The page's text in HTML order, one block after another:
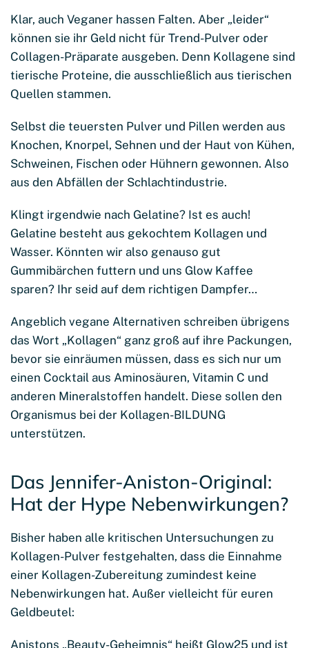
Klar, auch Veganer hassen Falten. Aber „leider“
können sie ihr Geld nicht für Trend-Pulver oder
Collagen-Präparate ausgeben. Denn Kollagene sind
tierische Proteine, die ausschließlich aus tierischen
Quellen stammen.
Selbst die teuersten Pulver und Pillen werden aus
Knochen, Knorpel, Sehnen und der Haut von Kühen,
Schweinen, Fischen oder Hühnern gewonnen. Also
aus den Abfällen der Schlachtindustrie.
Klingt irgendwie nach Gelatine? Ist es auch!
Gelatine besteht aus gekochtem Kollagen und
Wasser. Könnten wir also genauso gut
Gummibärchen futtern und uns Glow Kaffee
sparen? Ihr seid auf dem richtigen Dampfer…
Angeblich vegane Alternativen schreiben übrigens
das Wort „Kollagen“ ganz groß auf ihre Packungen,
bevor sie einräumen müssen, dass es sich nur um
einen Cocktail aus Aminosäuren, Vitamin C und
anderen Mineralstoffen handelt. Diese sollen den
Organismus bei der Kollagen-BILDUNG
unterstützen.
Das Jennifer-Aniston-Original:
Hat der Hype Nebenwirkungen?
Bisher haben alle kritischen Untersuchungen zu
Kollagen-Pulver festgehalten, dass die Einnahme
einer Kollagen-Zubereitung zumindest keine
Nebenwirkungen hat. Außer vielleicht für euren
Geldbeutel:
Anistons „Beauty-Geheimnis“ heißt Glow25 und ist